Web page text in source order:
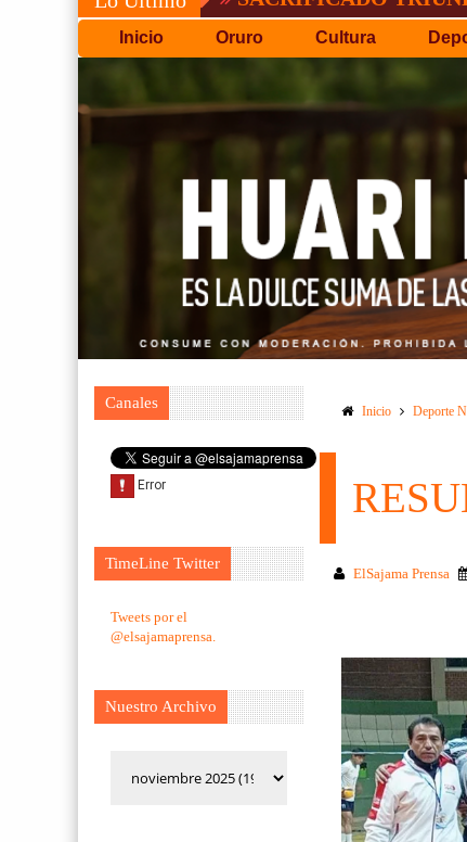
Inicio Oruro Cultura
Canales
TimeLine Twitter
Tweets por el
@elsajamaprensa.
Nuestro Archivo
Inicio Deporte
ElSajama Prensa